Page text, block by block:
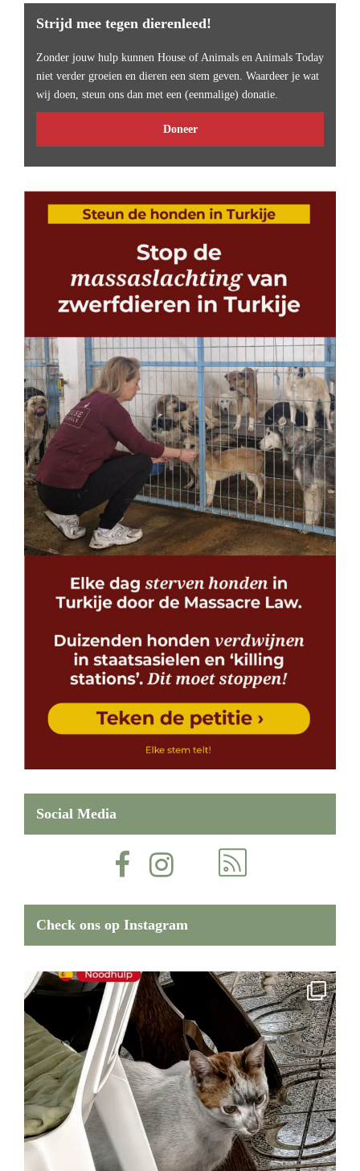
Strijd mee tegen dierenleed!
Zonder jouw hulp kunnen House of Animals en Animals Today
niet verder groeien en dieren een stem geven. Waardeer je wat
wij doen, steun ons dan met een (eenmalige) donatie.
Doneer
Social Media
Check ons op Instagram